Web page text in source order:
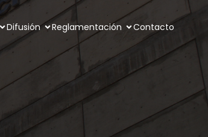
Difusión Reglamentación Contacto